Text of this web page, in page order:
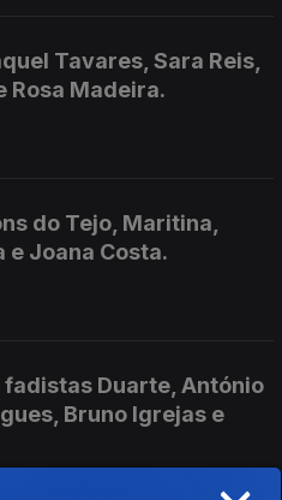
Tavares, Sara Reis,
Rosa Madeira.
do Tejo, Maritina,
e Joana Costa.
fadistas Duarte, António
Bruno Igrejas e